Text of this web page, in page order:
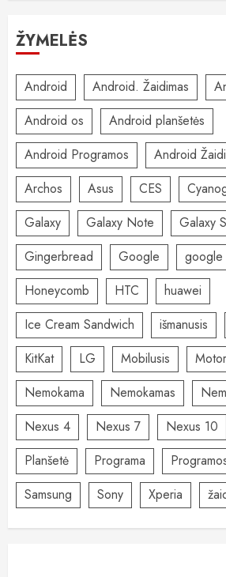
ŽYMELĖS
Android Android. Žaidimas
Android os
Android planšetės
Android Programos
Android
Archos
Asus CES
Galaxy
Galaxy Note Galaxy
Gingerbread
Google
google
Honeycomb
HTC
huawei
Ice Cream Sandwich
išmanusis
KitKat
LG Mobilusis
Nemokama
Nemokamas
Nexus 4
Nexus 7 Nexus 10
Planšetė
Programa
Samsung
Sony Xperia